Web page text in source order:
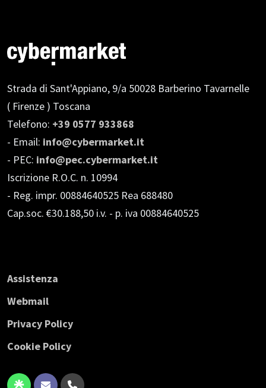
Strada di Sant'Appiano, 9/a 50028 Barberino Tavarnelle
( Firenze ) Toscana
Telefono: +39 0577 933868
- Email: info@cybermarket.it
- PEC: info@pec.cybermarket.it
Iscrizione R.O.C. n. 10994
- Reg. impr. 00884640525 Rea 688480
Cap.soc. €30.188,50 i.v. - p. iva 00884640525
Assistenza
Webmail
Privacy Policy
Cookie Policy